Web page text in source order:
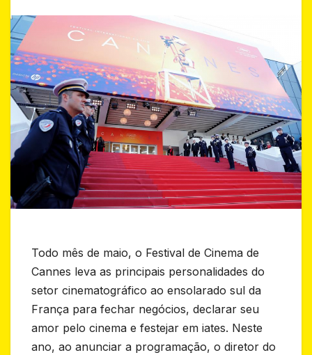
Todo mês de maio, o Festival de Cinema de
Cannes leva as principais personalidades do
setor cinematográfico ao ensolarado sul da
França para fechar negócios, declarar seu
amor pelo cinema e festejar em iates. Neste
ano, ao anunciar a programação, o diretor do